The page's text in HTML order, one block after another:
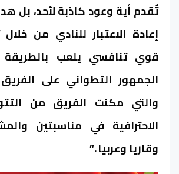
تُقدم أية وعود كاذبة لأحد، بل
إعادة الاعتبار للنادي من
قوي تنافسي يلعب
الجمهور التطواني على
والتي مكنت الفريق من
الاحترافية في مناسبتين
وقاريا وعربيا .”